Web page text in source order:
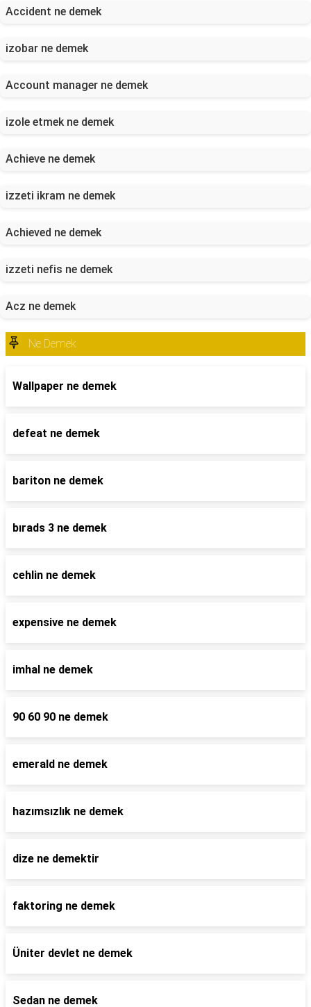
Accident ne demek
izobar ne demek
Account manager ne demek
izole etmek ne demek
Achieve ne demek
izzeti ikram ne demek
Achieved ne demek
izzeti nefis ne demek
Acz ne demek
Ne Demek
Wallpaper ne demek
defeat ne demek
bariton ne demek
bırads 3 ne demek
cehlin ne demek
expensive ne demek
imhal ne demek
90 60 90 ne demek
emerald ne demek
hazımsızlık ne demek
dize ne demektir
faktoring ne demek
Üniter devlet ne demek
Sedan ne demek